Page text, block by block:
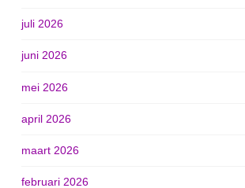
juli 2026
juni 2026
mei 2026
april 2026
maart 2026
februari 2026